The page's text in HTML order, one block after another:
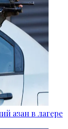
азан в лагере